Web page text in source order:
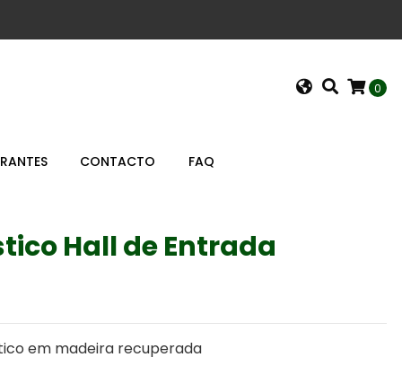
0
CONTACTO FAQ
Hall de Entrada
em madeira recuperada